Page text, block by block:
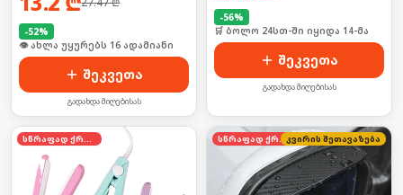
-52%
🛒 ბოლო 24სთ-ში იყიდა 26-მა
შეკვეთა
გადახდა მიღებისას
-56%
🛒 ბოლო 24სთ-ში იყიდა 14-მა
შეკვეთა
გადახდა მიღებისას
სწრაფად ქრება სწრაფად ქრებაკვირის შეთავაზება